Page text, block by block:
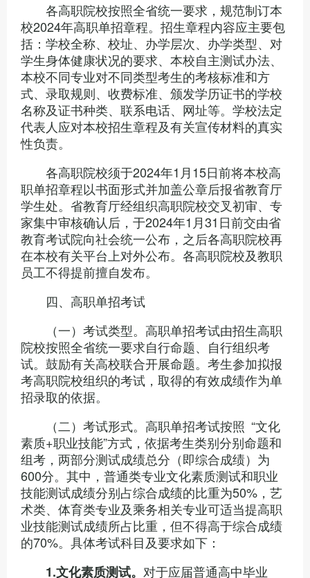
各高职院校按照全省统一要求，规范制订本
校2024年高职单招章程。招生章程内容应主要包
括：学校全称、校址、办学层次、办学类型、对
学生身体健康状况的要求、本校自主测试办法、
本校不同专业对不同类型考生的考核标准和方
式、录取规则、收费标准、颁发学历证书的学校
名称及证书种类、联系电话、网址等。学校法定
代表人应对本校招生章程及有关宣传材料的真实
性负责。
各高职院校须于2024年1月15日前将本校高
职单招章程以书面形式并加盖公章后报省教育厅
学生处。省教育厅经组织高职院校交叉初审、专
家集中审核确认后，于2024年1月31日前交由省
教育考试院向社会统一公布，之后各高职院校再
在本校有关平台上对外公布。各高职院校及教职
员工不得提前擅自发布。
四、高职单招考试
（一）考试类型。高职单招考试由招生高职
院校按照全省统一要求自行命题、自行组织考
试。鼓励有关高校联合开展命题。考生参加拟报
考高职院校组织的考试，取得的有效成绩作为单
招录取的依据。
（二）考试形式。高职单招考试按照 “文化
素质+职业技能”方式，依据考生类别分别命题和
组考，两部分测试成绩总分（即综合成绩）为
600分。其中，普通类专业文化素质测试和职业
技能测试成绩分别占综合成绩的比重为50%，艺
术类、体育类专业及乘务相关专业可适当提高职
业技能测试成绩所占比重，但不得高于综合成绩
的70%。具体考试科目及要求如下：
1.文化素质测试。 对于应届普通高中毕业